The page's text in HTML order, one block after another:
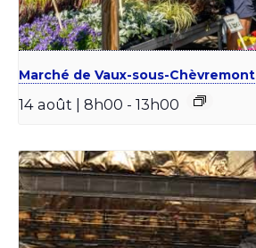
Marché de Vaux-sous-Chèvremont
14 août | 8h00 - 13h00